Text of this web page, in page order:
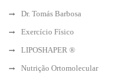
Dr. Tomás Barbosa
Exercício Físico
LIPOSHAPER ®
Nutrição Ortomolecular